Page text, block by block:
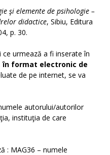
şi elemente de psihologie –
didactice, Sibiu, Editura
p. 30.
ce urmează a fi inserate în
în format electronic de
de pe internet, se va
autorului/autorilor
instituţia de care
: MAG36 – numele